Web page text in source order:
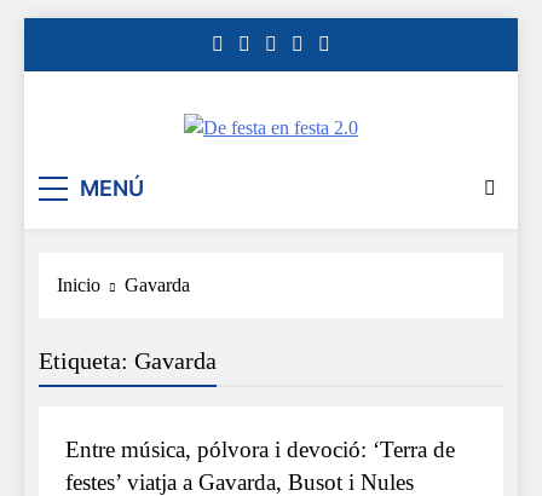
MENÚ
Inicio Gavarda
Etiqueta: Gavarda
FESTES
Entre música, pólvora i devoció: ‘Terra de
festes’ viatja a Gavarda, Busot i Nules